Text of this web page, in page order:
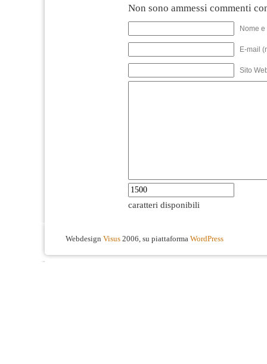
Non sono ammessi commenti
Nome
E-mail
Sito
caratteri disponibili
Webdesign Visus 2006, su piattaforma WordPress